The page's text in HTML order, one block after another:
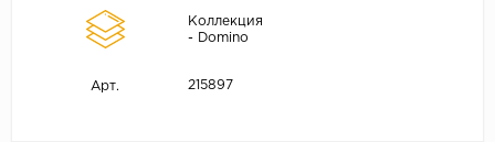
Коллекция
- Domino
Арт. 215897